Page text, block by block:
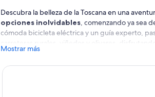
Descubra la belleza de la Toscana en una
opciones inolvidables, comenzando ya sea
cómoda bicicleta eléctrica y un guía experto,
carreteras rurales, viñedos y olivares,
Ambas opciones incluyen una visita a una
toscano, combinando aventura al aire libre
elija comenzar entre las torres medievales de
Mostrar más